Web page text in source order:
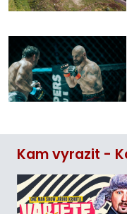
Kam vyrazit -